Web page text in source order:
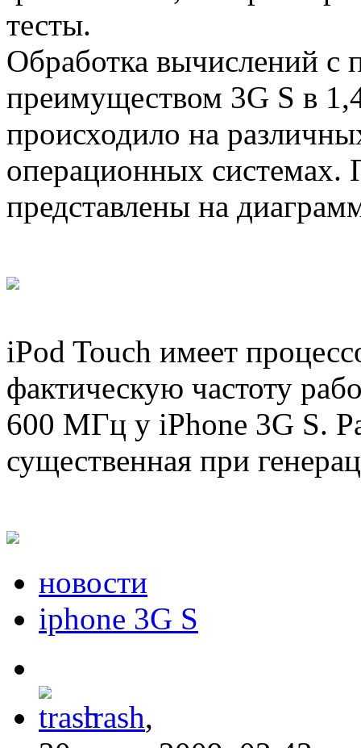
тесты.
Обработка вычислений с
преимуществом 3G S в
происходило на
операционных
представлены на
iPod Touch имеет
фактическую частоту
600 МГц у iPhone 3G S.
существенная при
новости
iphone 3G S
trash,